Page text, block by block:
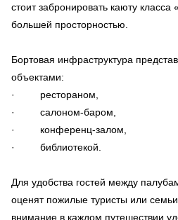
стоит забронировать каюту класса
большей просторностью.
Бортовая инфраструктура
объектами:
· рестораном,
· салоном-баром,
· конференц-залом,
· библиотекой.
Для удобства гостей между
оценят пожилые туристы или
внимание в каждом путешествии